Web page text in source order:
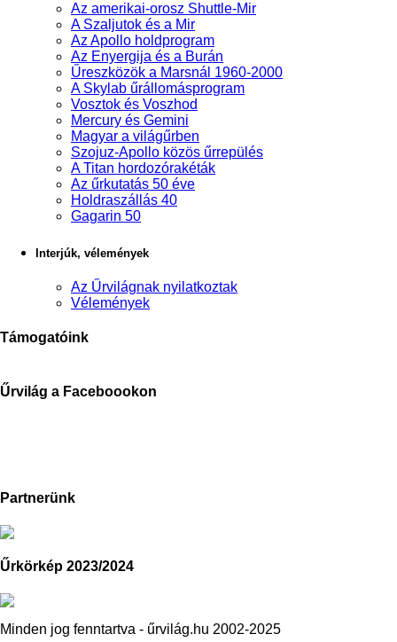
Az amerikai-orosz Shuttle-Mir
A Szaljutok és a Mir
Az Apollo holdprogram
Az Enyergija és a Burán
Űreszközök a Marsnál 1960-2000
A Skylab űrállomásprogram
Vosztok és Voszhod
Mercury és Gemini
Magyar a világűrben
Szojuz-Apollo közös űrrepülés
A Titan hordozórakéták
Az űrkutatás 50 éve
Holdraszállás 40
Gagarin 50
Interjúk, vélemények
Az Űrvilágnak nyilatkoztak
Vélemények
Támogatóink
Űrvilág a Faceboookon
Partnerünk
Űrkörkép 2023/2024
Minden jog fenntartva - űrvilág.hu 2002-2025